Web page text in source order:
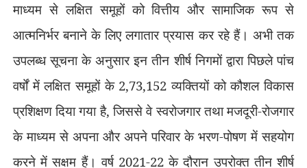
माध्यम से लक्षित समूहों को वित्तीय और सामाजिक रूप से
आत्मनिर्भर बनाने के लिए लगातार प्रयास कर रहे हैं। अभी तक
उपलब्ध सूचना के अनुसार इन तीन शीर्ष निगमों द्वारा पिछले पांच
वर्षों में लक्षित समूहों के 2,73,152व्यक्तियों को कौशल विकास
प्रशिक्षण दिया गया है,जिससे वे स्वरोजगार तथा मजदूरी-रोजगार
के माध्यम से अपना और अपने परिवार के भरण-पोषण में सहयोग
करने में सक्षम हैं। वर्ष2021-22के दौरान उपरोक्त तीन शीर्ष